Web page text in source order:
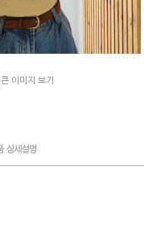
큰 이미지 보기